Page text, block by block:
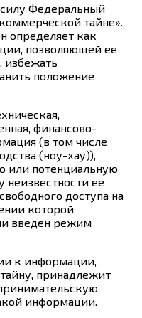
силу Федеральный
тайне».
определяет как
позволяющей ее
избежать
положение
финансово-
(в том числе
(ноу-хау)),
или потенциальную
ее
доступа на
которой
введен режим
к информации,
принадлежит
информации.